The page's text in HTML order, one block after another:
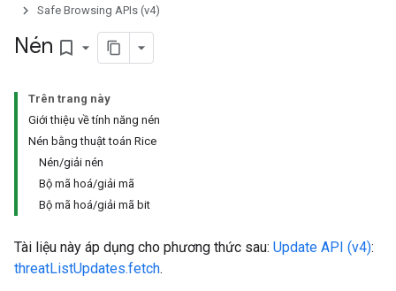
Safe Browsing APIs (v4)
Nén bookmark_border
Trên trang này
Giới thiệu về tính năng nén
Nén bằng thuật toán Rice
Nén/giải nén
Bộ mã hoá/giải mã
Bộ mã hoá/giải mã bit
Tài liệu này áp dụng cho phương thức sau: Update API (v4):
threatListUpdates.fetch.